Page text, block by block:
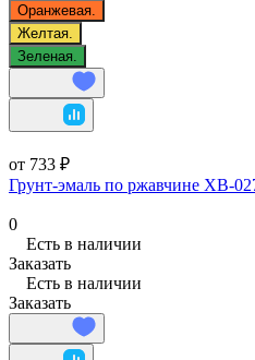
Оранжевая.
Желтая.
Зеленая.
от 733 ₽
Грунт-эмаль по ржавчине ХВ-
0
Есть в наличии
Заказать
Есть в наличии
Заказать